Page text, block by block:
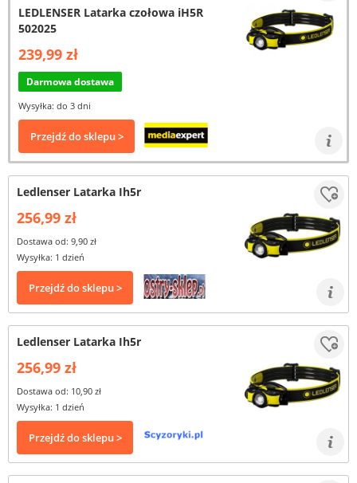
LEDLENSER Latarka czołowa iH5R
502025
239,99 zł
Darmowa dostawa
Wysyłka: do 3 dni
Przejdź do sklepu >
Ledlenser Latarka Ih5r
256,99 zł
Dostawa od: 9,90 zł
Wysyłka: 1 dzień
Przejdź do sklepu >
Ledlenser Latarka Ih5r
256,99 zł
Dostawa od: 10,90 zł
Wysyłka: 1 dzień
Przejdź do sklepu >